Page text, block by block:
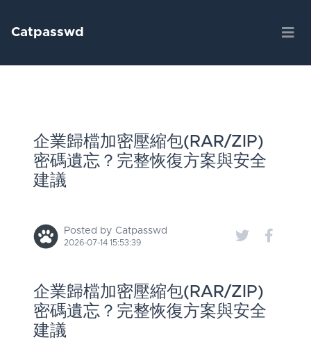
Catpasswd
企業歸檔加密壓縮包(RAR/ZIP)
密碼遺忘？完整恢復方案與安全
建議
Posted by Catpasswd
2026-07-14 15:53:39
企業歸檔加密壓縮包(RAR/ZIP)
密碼遺忘？完整恢復方案與安全
建議